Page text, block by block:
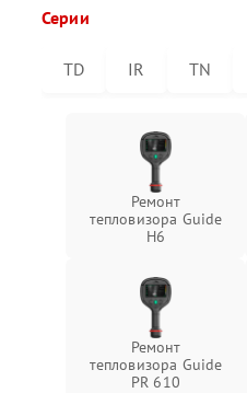
Серии
TD IR TN
Ремонт
тепловизора Guide
H6
Ремонт
тепловизора Guide
PR 610